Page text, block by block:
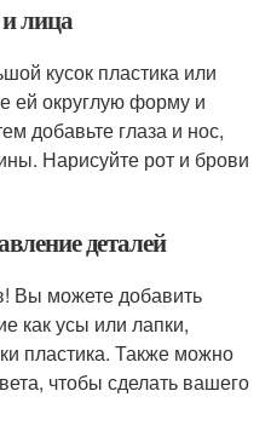
лица
кусок пластика или
ей округлую форму и
добавьте глаза и нос,
Нарисуйте рот и брови
деталей
Вы можете добавить
как усы или лапки,
пластика. Также можно
чтобы сделать вашего